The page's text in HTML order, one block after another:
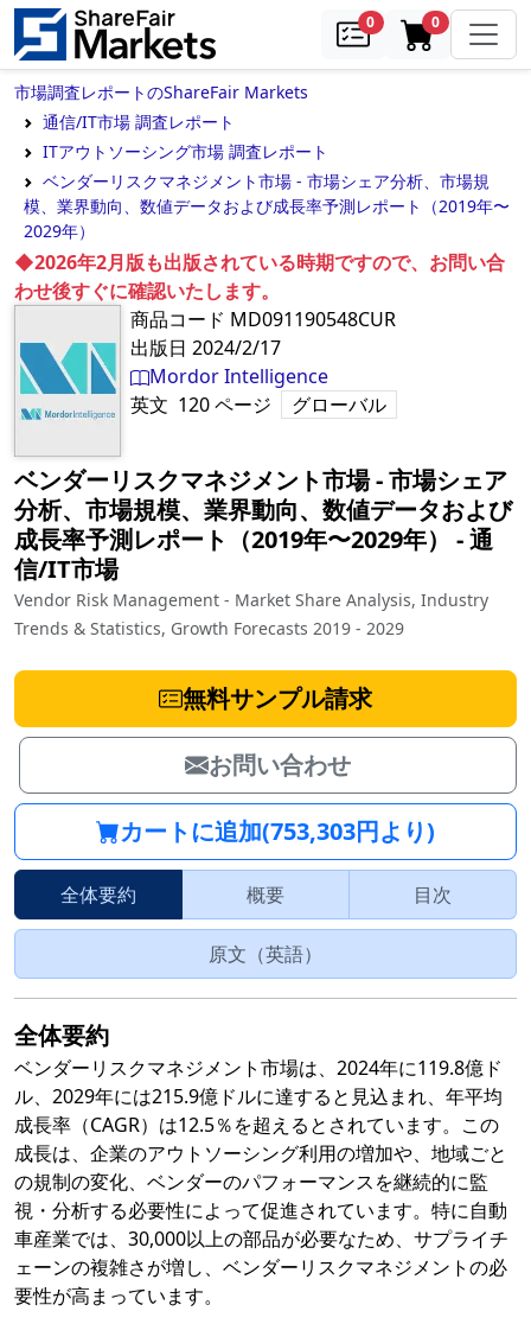
0samples0in cart
市場調査レポートのShareFair Markets
通信/IT市場 調査レポート
ITアウトソーシング市場 調査レポート
ベンダーリスクマネジメント市場 - 市場シェア分析、市場規
模、業界動向、数値データおよび成長率予測レポート（2019年〜
2029年）
◆2026年2月版も出版されている時期ですので、お問い合
わせ後すぐに確認いたします。
商品コード MD091190548CUR
出版日 2024/2/17
Mordor Intelligence
英文 120ページ グローバル
ベンダーリスクマネジメント市場 - 市場シェア
分析、市場規模、業界動向、数値データおよび
成長率予測レポート（2019年〜2029年）
‐通
信/IT市場
Vendor Risk Management - Market Share Analysis, Industry
Trends & Statistics, Growth Forecasts 2019 - 2029
無料サンプル請求
お問い合わせ
カートに追加(753,303円より)
全体要約 概要 目次
原文（英語）
全体要約
ベンダーリスクマネジメント市場は、2024年に119.8億ド
ル、2029年には215.9億ドルに達すると見込まれ、年平均
成長率（CAGR）は12.5％を超えるとされています。この
成長は、企業のアウトソーシング利用の増加や、地域ごと
の規制の変化、ベンダーのパフォーマンスを継続的に監
視・分析する必要性によって促進されています。特に自動
車産業では、30,000以上の部品が必要なため、サプライチ
ェーンの複雑さが増し、ベンダーリスクマネジメントの必
要性が高まっています。